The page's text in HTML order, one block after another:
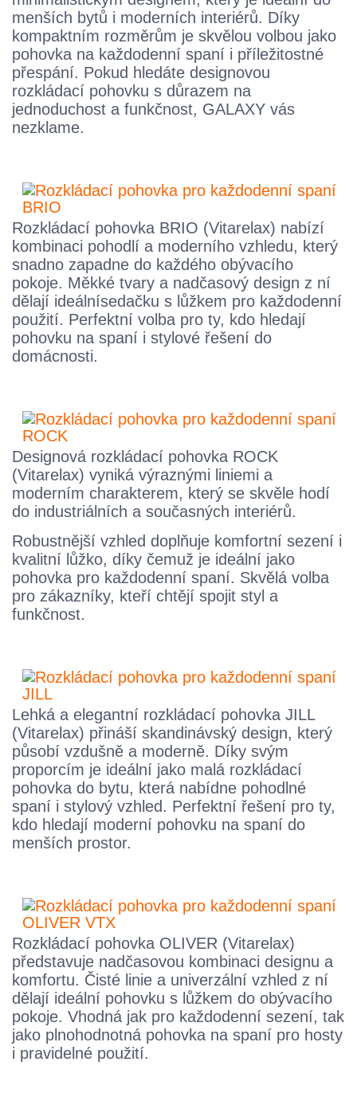
menších bytů i moderních interiérů. Díky
kompaktním rozměrům je skvělou volbou jako
pohovka na každodenní spaní i příležitostné
přespání. Pokud hledáte designovou
rozkládací pohovku s důrazem na
jednoduchost a funkčnost, GALAXY vás
nezklame.
Rozkládací pohovka BRIO (Vitarelax) nabízí
kombinaci pohodlí a moderního vzhledu, který
snadno zapadne do každého obývacího
pokoje. Měkké tvary a nadčasový design z ní
dělají ideálnísedačku s lůžkem pro každodenní
použití. Perfektní volba pro ty, kdo hledají
pohovku na spaní i stylové řešení do
domácnosti.
Designová rozkládací pohovka ROCK
(Vitarelax) vyniká výraznými liniemi a
moderním charakterem, který se skvěle hodí
do industriálních a současných interiérů.
Robustnější vzhled doplňuje komfortní sezení i
kvalitní lůžko, díky čemuž je ideální jako
pohovka pro každodenní spaní. Skvělá volba
pro zákazníky, kteří chtějí spojit styl a
funkčnost.
Lehká a elegantní rozkládací pohovka JILL
(Vitarelax) přináší skandinávský design, který
působí vzdušně a moderně. Díky svým
proporcím je ideální jako malá rozkládací
pohovka do bytu, která nabídne pohodlné
spaní i stylový vzhled. Perfektní řešení pro ty,
kdo hledají moderní pohovku na spaní do
menších prostor.
Rozkládací pohovka OLIVER (Vitarelax)
představuje nadčasovou kombinaci designu a
komfortu. Čisté linie a univerzální vzhled z ní
dělají ideální pohovku s lůžkem do obývacího
pokoje. Vhodná jak pro každodenní sezení, tak
jako plnohodnotná pohovka na spaní pro hosty
i pravidelné použití.